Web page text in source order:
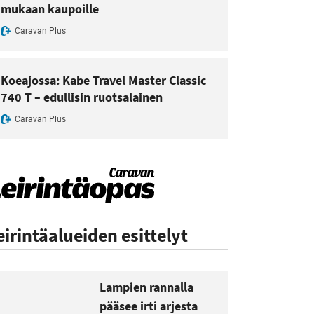
mukaan kaupoille
Caravan Plus
Koeajossa: Kabe Travel Master Classic
740 T – edullisin ruotsalainen
Caravan Plus
esittelyt
Lampien rannalla
pääsee irti arjesta